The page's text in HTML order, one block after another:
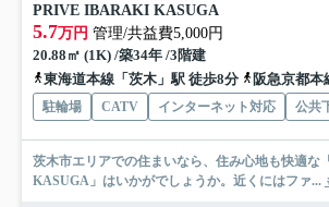
PRIVE IBARAKI KASUGA
5.7万円 管理/共益費5,000円
20.88㎡ (1K) /築34年 /3階建
東海道本線「茨木」駅 徒歩8分
阪急京都本線
駐輪場 CATV インターネット対応 公共
茨木市エリアでの住まいなら、住み心地も快適
KASUGA」はいかがでしょうか。近くにはファ...